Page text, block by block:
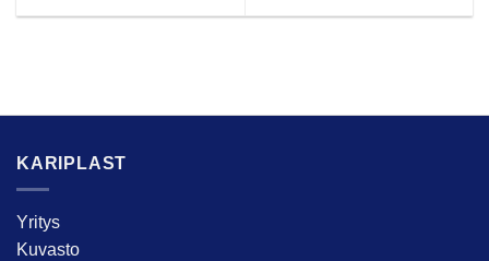
KARIPLAST
Yritys
Kuvasto